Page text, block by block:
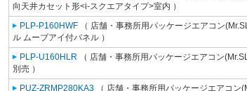
向天井カセット形<i-スクエアタイプ>室内 ）
PLP-P160HWF （ 店舗・事務所用パッケージエアコン
ル ムーブアイ付パネル ）
PLP-U160HLR （ 店舗・事務所用パッケージエアコン
別売 ）
PUZ-ZRMP280KA3 （ 店舗・事務所用パッケージエアコン